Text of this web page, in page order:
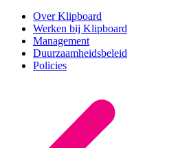
Over Klipboard
Werken bij Klipboard
Management
Duurzaamheidsbeleid
Policies